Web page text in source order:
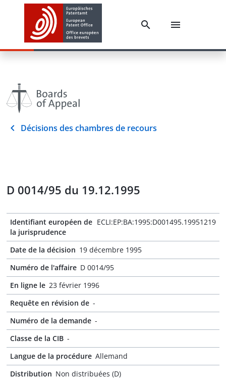
Décisions des chambres de recours
D 0014/95 du 19.12.1995
Identifiant européen de
la jurisprudence
ECLI:EP:BA:1995:D001495.19951219
Date de la décision 19 décembre 1995
Numéro de l'affaire D 0014/95
En ligne le 23 février 1996
Requête en révision de -
Numéro de la demande -
Classe de la CIB -
Langue de la procédure Allemand
Distribution Non distribuées (D)